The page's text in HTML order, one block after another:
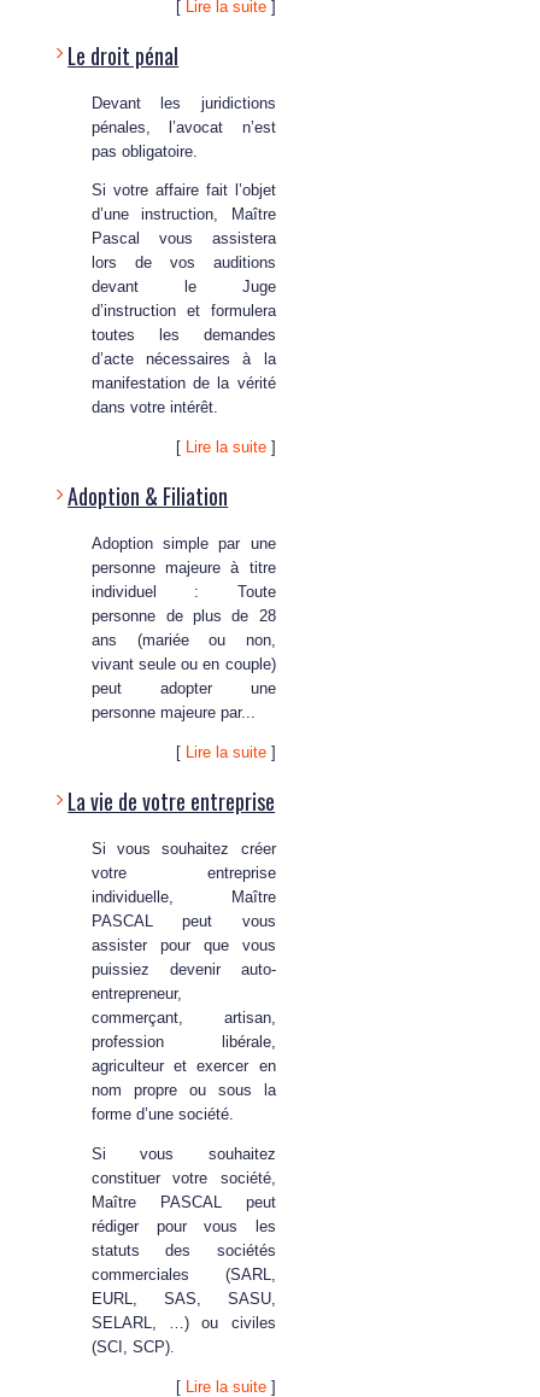
[ Lire la suite]
Le droit pénal
Devant les juridictions
pénales, l’avocat n’est
pas obligatoire.
Si votre affaire fait l’objet
d’une instruction, Maître
Pascal vous assistera
lors de vos auditions
devant le Juge
d’instruction et formulera
toutes les demandes
d’acte nécessaires à la
manifestation de la vérité
dans votre intérêt.
[ Lire la suite]
Adoption & Filiation
Adoption simple par une
personne majeure à titre
individuel : Toute
personne de plus de 28
ans (mariée ou non,
vivant seule ou en couple)
peut adopter une
personne majeure par...
[ Lire la suite]
La vie de votre entreprise
Si vous souhaitez créer
votre entreprise
individuelle, Maître
PASCAL peut vous
assister pour que vous
puissiez devenir auto-
entrepreneur,
commerçant, artisan,
profession libérale,
agriculteur et exercer en
nom propre ou sous la
forme d’une société.
Si vous souhaitez
constituer votre société,
Maître PASCAL peut
rédiger pour vous les
statuts des sociétés
commerciales (SARL,
EURL, SAS, SASU,
SELARL, …) ou civiles
(SCI, SCP).
[ Lire la suite]